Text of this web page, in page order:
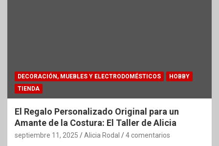
DECORACIÓN, MUEBLES Y ELECTRODOMÉSTICOS
HOBBY
TIENDA
El Regalo Personalizado Original para un
Amante de la Costura: El Taller de Alicia
septiembre 11, 2025 Alicia Rodal 4 comentarios